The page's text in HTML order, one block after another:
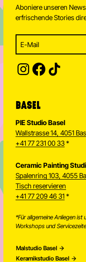
Aboniere unseren
erfrischende Stories
Subscribe to our
BASEL
PIE Studio Basel
Wallstrasse 14, 4051
+41 77 231 00 33*
Ceramic Painting
Spalenring 103, 4055
Tisch reservieren
+41 77 209 46 31 *
*Für allgemeine Anliegen
Workshops und
Malstudio Basel
Keramikstudio Basel